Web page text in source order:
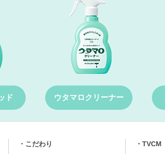
ド ウタマロクリーナー
こだわり TVCM